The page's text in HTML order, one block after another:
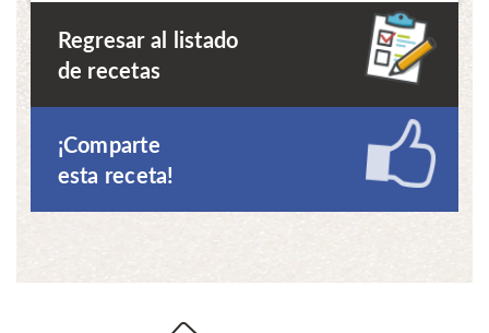
Regresar al listado
de recetas
¡Comparte
esta receta!